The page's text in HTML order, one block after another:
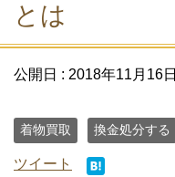
とは
公開日 : 2018年11月16日
着物買取 換金処分する
ツイート